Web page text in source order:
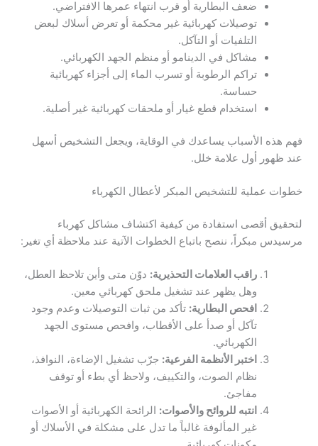
ضعف البطارية أو قرب انتهاء عمرها الافتراضي.
توصيلات كهربائية غير محكمة أو تعرض أسلاك لبعض
التلفيات أو التآكل.
مشاكل في الدينامو أو منظم الجهد الكهربائي.
تراكم الرطوبة أو تسرب الماء إلى أجزاء كهربائية
حساسة.
استخدام قطع غيار أو ملحقات كهربائية غير أصلية.
فهم هذه الأسباب يساعدك في الوقاية، ويجعل التشخيص أسهل
عند ظهور أول علامة خلل.
خطوات عملية للتشخيص المبكر لأعطال الكهرباء
لتحقيق أقصى استفادة من كيفية اكتشاف مشاكل كهرباء
مرسيدس مبكراً، ننصح باتباع الخطوات الآتية عند ملاحظة أي تغير:
راقب العلامات التحذيرية: دوّن متى وأين تلاحظ العطل،
وهل يظهر عند تشغيل ملحق كهربائي معين.
افحص البطارية: تأكد من ثبات التوصيلات وعدم وجود
تآكل أو صدأ على الأقطاب، وافحص مستوى الجهد
الكهربائي.
اختبر الأنظمة الفرعية: جرّب تشغيل الإضاءة، النوافذ،
نظام الصوت، والتكييف، ولاحظ أي بطء أو توقف
مفاجئ.
انتبه للروائح والأصوات: الرائحة الكهربائية أو الأصوات
غير المألوفة غالباً ما تدل على مشكلة في الأسلاك أو